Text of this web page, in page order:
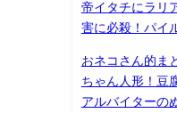
帝イタチにラリ
害に必殺！パイ
おネコさん的ま
ちゃん人形！豆
アルバイターの